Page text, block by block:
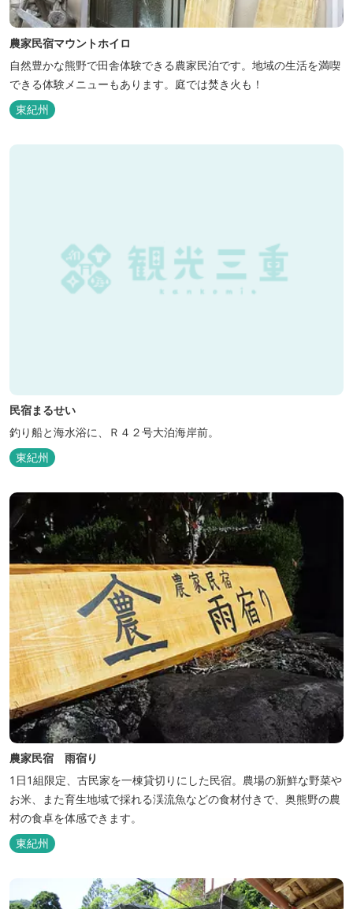
農家民宿マウントホイロ
自然豊かな熊野で田舎体験できる農家民泊です。地域の生活を満喫
できる体験メニューもあります。庭では焚き火も！
東紀州
民宿まるせい
釣り船と海水浴に、Ｒ４２号大泊海岸前。
東紀州
農家民宿 雨宿り
1日1組限定、古民家を一棟貸切りにした民宿。農場の新鮮な野菜や
お米、また育生地域で採れる渓流魚などの食材付きで、奥熊野の農
村の食卓を体感できます。
東紀州